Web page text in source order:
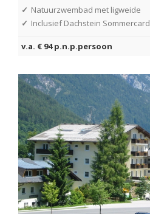
✓ Natuurzwembad met ligweide
✓ Inclusief Dachstein Sommercard
v.a. € 94 p.n.p.persoon